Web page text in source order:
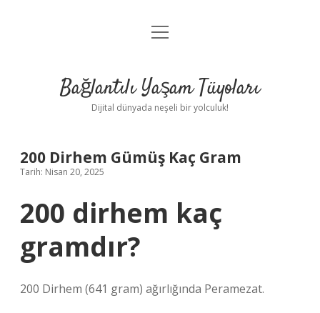
Anasayfa
Yasal Uyarı
menüyü
Bağlantılı Yaşam Tüyoları
Dijital dünyada neşeli bir yolculuk!
200 Dirhem Gümüş Kaç Gram
Tarih: Nisan 20, 2025
200 dirhem kaç
gramdır?
200 Dirhem (641 gram) ağırlığında Peramezat.